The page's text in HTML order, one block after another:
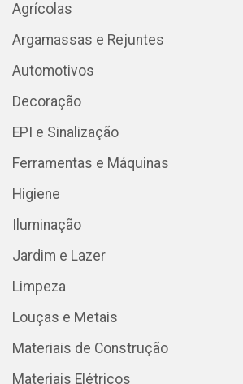
Agrícolas
Argamassas e Rejuntes
Automotivos
Decoração
EPI e Sinalização
Ferramentas e Máquinas
Higiene
Iluminação
Jardim e Lazer
Limpeza
Louças e Metais
Materiais de Construção
Materiais Elétricos